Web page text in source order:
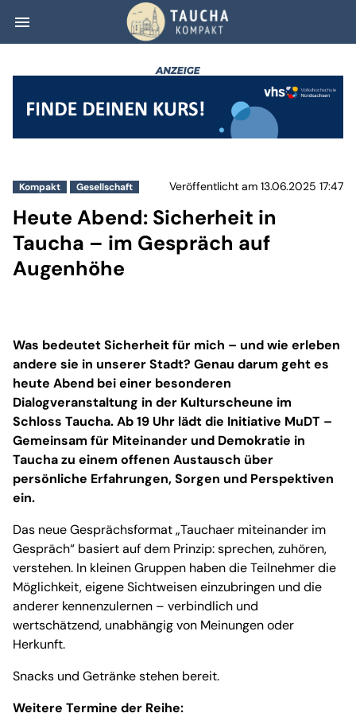
menu Heute Abend:
Kompakt Gesellschaft Veröffentlicht am 13.06.2025 17:47
Heute Abend: Sicherheit in
Taucha – im Gespräch auf
Augenhöhe
Was bedeutet Sicherheit für mich – und wie erleben
andere sie in unserer Stadt? Genau darum geht es
heute Abend bei einer besonderen
Dialogveranstaltung in der Kulturscheune im
Schloss Taucha. Ab 19 Uhr lädt die Initiative MuDT –
Gemeinsam für Miteinander und Demokratie in
Taucha zu einem offenen Austausch über
persönliche Erfahrungen, Sorgen und Perspektiven
ein.
Das neue Gesprächsformat „Tauchaer miteinander im
Gespräch“ basiert auf dem Prinzip: sprechen, zuhören,
verstehen. In kleinen Gruppen haben die Teilnehmer die
Möglichkeit, eigene Sichtweisen einzubringen und die
anderer kennenzulernen – verbindlich und
wertschätzend, unabhängig von Meinungen oder
Herkunft.
Snacks und Getränke stehen bereit.
Weitere Termine der Reihe: